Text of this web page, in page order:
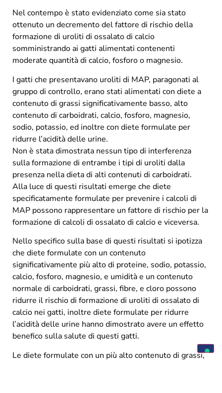
Nel contempo è stato evidenziato come sia stato
ottenuto un decremento del fattore di rischio della
formazione di uroliti di ossalato di calcio
somministrando ai gatti alimentati contenenti
moderate quantità di calcio, fosforo o magnesio.
I gatti che presentavano uroliti di MAP, paragonati al
gruppo di controllo, erano stati alimentati con diete a
contenuto di grassi significativamente basso, alto
contenuto di carboidrati, calcio, fosforo, magnesio,
sodio, potassio, ed inoltre con diete formulate per
ridurre l’acidità delle urine.
Non è stata dimostrata nessun tipo di interferenza
sulla formazione di entrambe i tipi di uroliti dalla
presenza nella dieta di alti contenuti di carboidrati.
Alla luce di questi risultati emerge che diete
specificatamente formulate per prevenire i calcoli di
MAP possono rappresentare un fattore di rischio per la
formazione di calcoli di ossalato di calcio e viceversa.
Nello specifico sulla base di questi risultati si ipotizza
che diete formulate con un contenuto
significativamente più alto di proteine, sodio, potassio,
calcio, fosforo, magnesio, e umidità e un contenuto
normale di carboidrati, grassi, fibre, e cloro possono
ridurre il rischio di formazione di uroliti di ossalato di
calcio nei gatti, inoltre diete formulate per ridurre
l’acidità delle urine hanno dimostrato avere un effetto
benefico sulla salute di questi gatti.
Le diete formulate con un più alto contenuto di grassi,